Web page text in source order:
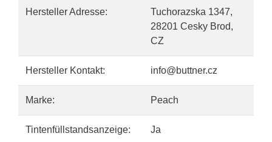
Hersteller Adresse:
Tuchorazska 1347,
28201 Cesky Brod,
CZ
Hersteller Kontakt: info@buttner.cz
Marke: Peach
Tintenfüllstandsanzeige: Ja